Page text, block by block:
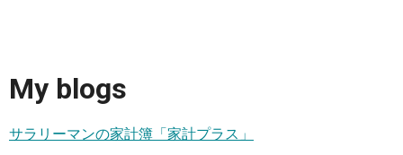
My blogs
サラリーマンの家計簿「家計プラス」